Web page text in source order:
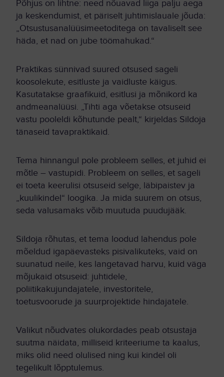
Põhjus on lihtne: need nõuavad liiga palju aega
ja keskendumist, et päriselt juhtimislauale jõuda:
„Otsustusanalüüsimeetoditega on tavaliselt see
häda, et nad on jube töömahukad.“
Praktikas sünnivad suured otsused sageli
koosolekute, esitluste ja vaidluste käigus.
Kasutatakse graafikuid, esitlusi ja mõnikord ka
andmeanalüüsi. „Tihti aga võetakse otsuseid
vastu pooleldi kõhutunde pealt,“ kirjeldas Sildoja
tänaseid tavapraktikaid.
Tema hinnangul pole probleem selles, et juhid ei
mõtle – vastupidi. Probleem on selles, et sageli
ei toeta keerulisi otsuseid selge, läbipaistev ja
„kuulikindel“ loogika. Ja mida suurem on otsus,
seda valusamaks võib muutuda puudujääk.
Sildoja rõhutas, et tema loodud lahendus pole
mõeldud igapäevasteks pisivalikuteks, vaid on
suunatud neile, kes langetavad harvu, kuid väga
mõjukaid otsuseid: juhtidele,
poliitikakujundajatele, investoritele,
toetusvoorude ja suurprojektide hindajatele.
Valikut nõudvates olukordades peab otsustaja
suutma näidata, milliseid kriteeriume ta kaalus,
miks olid need olulised ning kui kindel oli
tegelikult lõpptulemus.